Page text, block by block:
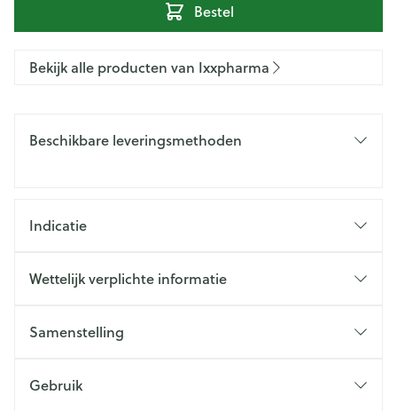
Bestel
Bekijk alle producten van Ixxpharma
Beschikbare leveringsmethoden
Indicatie
Wettelijk verplichte informatie
Samenstelling
Gebruik